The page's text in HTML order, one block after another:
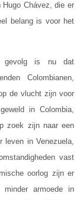
Chávez, die er
belang is voor het
gevolg is nu dat
Colombianen,
de vlucht zijn voor
in Colombia,
zoek zijn naar een
leven in Venezuela,
vast
oorlog zijn er
armoede in